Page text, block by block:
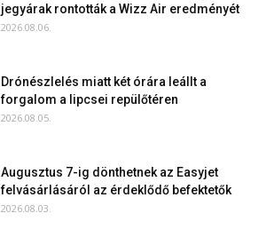
jegyárak rontották a Wizz Air eredményét
2026.08.06.
Drónészlelés miatt két órára leállt a
forgalom a lipcsei repülőtéren
2026.08.05.
Augusztus 7-ig dönthetnek az Easyjet
felvásárlásáról az érdeklődő befektetők
2026.08.03.